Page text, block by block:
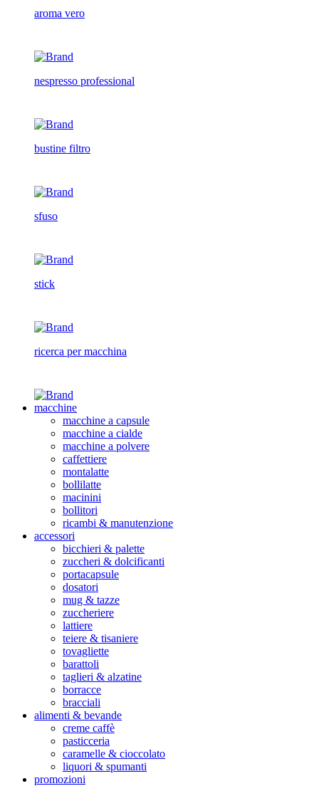
aroma vero
nespresso professional
bustine filtro
sfuso
stick
ricerca per macchina
macchine
macchine a capsule
macchine a cialde
macchine a polvere
caffettiere
montalatte
bollilatte
macinini
bollitori
ricambi & manutenzione
accessori
bicchieri & palette
zuccheri & dolcificanti
portacapsule
dosatori
mug & tazze
zuccheriere
lattiere
teiere & tisaniere
tovagliette
barattoli
taglieri & alzatine
borracce
bracciali
alimenti & bevande
creme caffè
pasticceria
caramelle & cioccolato
liquori & spumanti
promozioni